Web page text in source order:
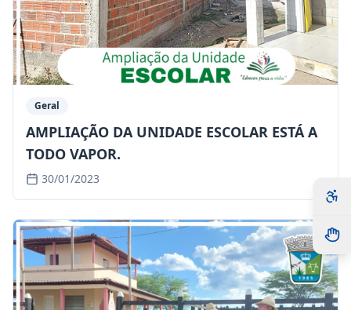
Geral
AMPLIAÇÃO DA UNIDADE ESCOLAR ESTÁ A
TODO VAPOR.
30/01/2023